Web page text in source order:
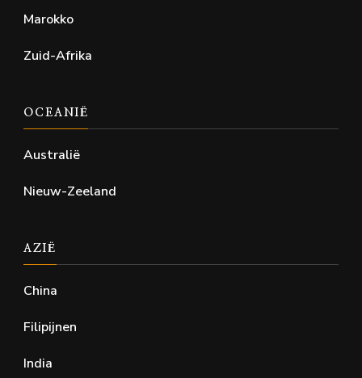
Marokko
Zuid-Afrika
OCEANIË
Australië
Nieuw-Zeeland
AZIË
China
Filipijnen
India